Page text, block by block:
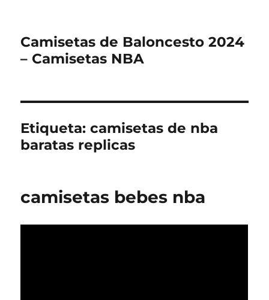
Camisetas de Baloncesto 2024
– Camisetas NBA
Etiqueta:camisetas de nba
baratas replicas
camisetas bebes nba